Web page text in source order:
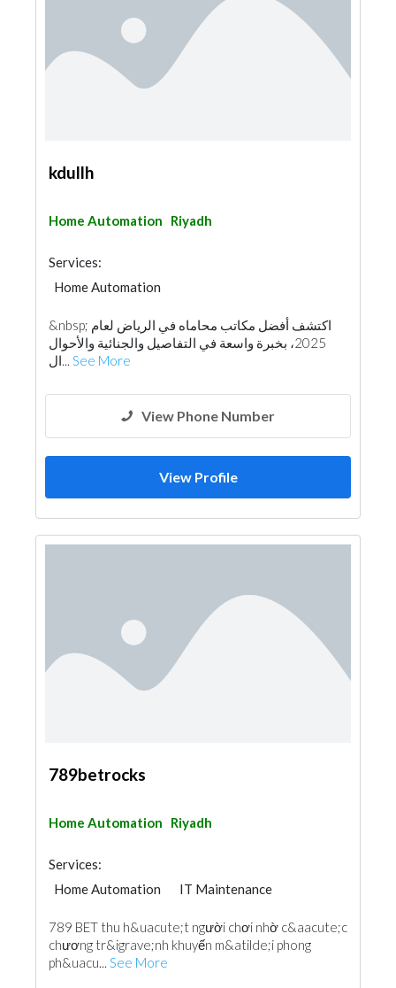
kdullh
Home Automation Riyadh
Services:
Home Automation
&nbsp; اكتشف أفضل مكاتب محاماه في الرياض لعام
2025، بخبرة واسعة في التفاصيل والجنائية والأحوال
ال... See More
View Phone Number
View Profile
789betrocks
Home Automation Riyadh
Services:
Home Automation
IT Maintenance
789 BET thu h&uacute;t người chơi nhờ c&aacute;c
chương tr&igrave;nh khuyến m&atilde;i phong
ph&uacu... See More